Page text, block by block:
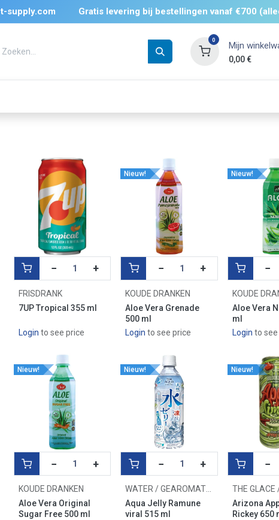
supply.com Gratis levering bij bestellingen vanaf €700
0 Mijn
0,00€
TRENDS
− +
FRISDRANK
7UP Tropical 355 ml
Login to see price
Nieuw!
− +
KOUDE DRANKEN
Aloe Vera Grenade
500 ml
Login to see price
Nieuw!
−
KOUDE
Aloe Vera
ml
Login to see
Nieuw!
− +
KOUDE DRANKEN
Aloe Vera Original
Sugar Free 500 ml
Nieuw!
− +
WATER / GEAROMATISEERD WATER
Aqua Jelly Ramune
viral 515 ml
Nieuw!
−
Arizona
Rickey 650